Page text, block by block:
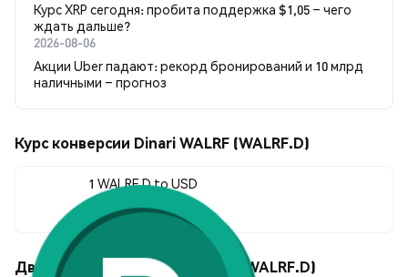
Курс XRP сегодня: пробита поддержка $1,05 – чего
ждать дальше?
2026-08-06
Акции Uber падают: рекорд бронирований и 10 млрд
наличными – прогноз
Курс конверсии Dinari WALRF (WALRF.D)
1 WALRF.D to USD
--
Движения цены Dinari WALRF (WALRF.D)